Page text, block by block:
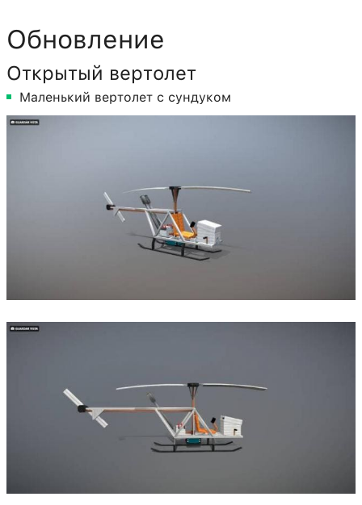
Обновление
Открытый вертолет
Маленький вертолет с сундуком